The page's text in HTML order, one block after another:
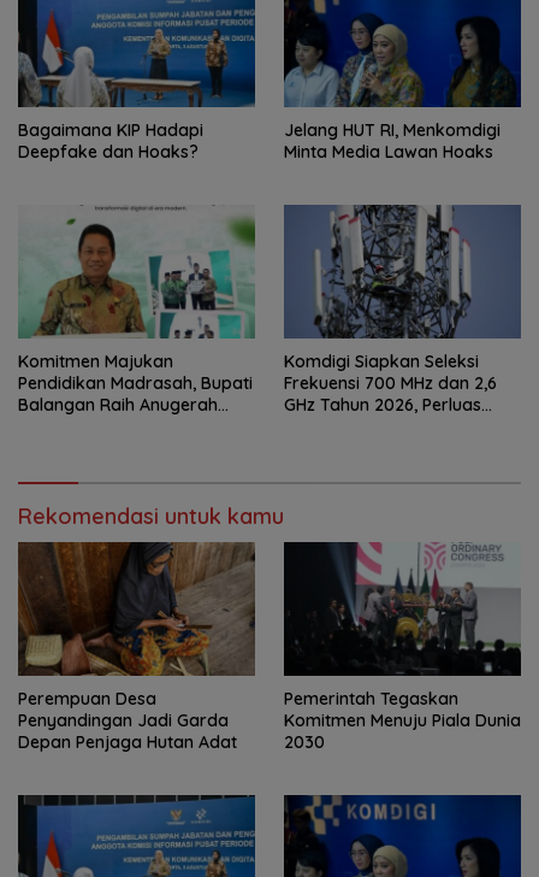
Bagaimana KIP Hadapi
Deepfake dan Hoaks?
Jelang HUT RI, Menkomdigi
Minta Media Lawan Hoaks
Komitmen Majukan
Pendidikan Madrasah, Bupati
Balangan Raih Anugerah
Komdigi Siapkan Seleksi
Frekuensi 700 MHz dan 2,6
GHz Tahun 2026, Perluas
Rekomendasi untuk kamu
Perempuan Desa
Penyandingan Jadi Garda
Depan Penjaga Hutan Adat
Pemerintah Tegaskan
Komitmen Menuju Piala Dunia
2030